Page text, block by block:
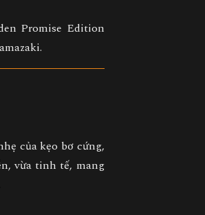
Promise Edition
của kẹo bơ cứng,
vừa tinh tế, mang